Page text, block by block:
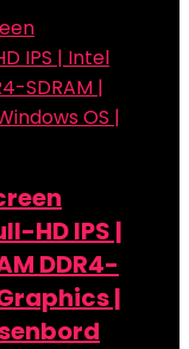
HD IPS |
DDR4-
Graphics |